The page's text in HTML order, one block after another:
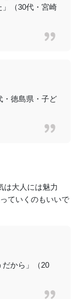
（30代・宮崎
・徳島県・子ど
は大人には魅力
ていくのもいいで
だから」（20